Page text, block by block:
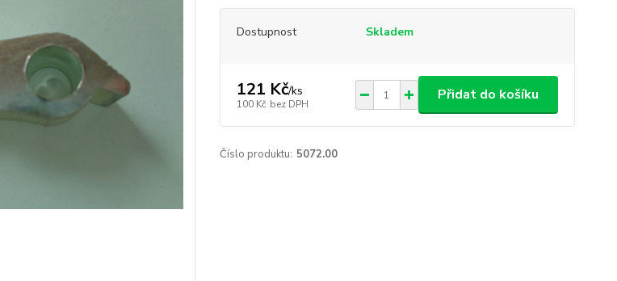
Dostupnost Skladem
121 Kč/ks
100 Kč bez DPH
Přidat do košíku
Číslo produktu: 5072.00